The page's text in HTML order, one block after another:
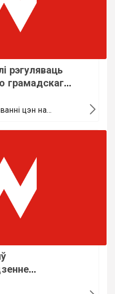
рэгуляваць
грамадскага
цэн на
аду...
за